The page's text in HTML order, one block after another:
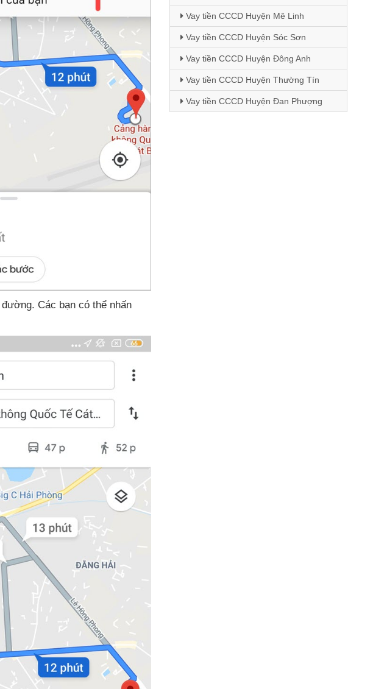
. Các bạn có thể nhấn
Vay tiền CCCD Huyện Mê Linh
Vay tiền CCCD Huyện Sóc Sơn
Vay tiền CCCD Huyện Đông Anh
Vay tiền CCCD Huyện Thường Tín
Vay tiền CCCD Huyện Đan Phượng